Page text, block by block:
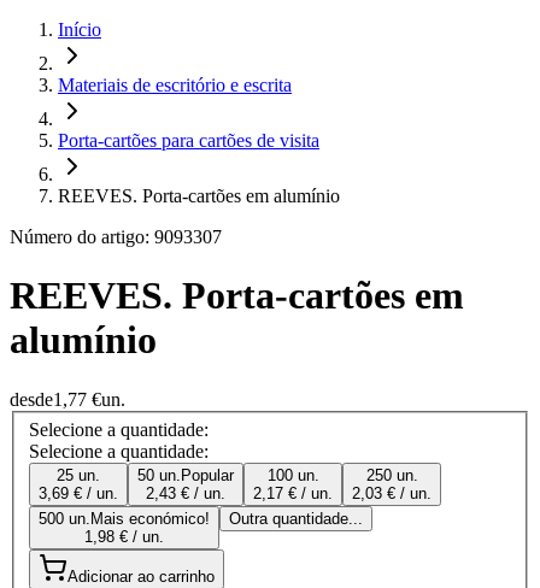
Início
Materiais de escritório e escrita
Porta-cartões para cartões de visita
REEVES. Porta-cartões em alumínio
Número do artigo: 9093307
REEVES. Porta-cartões em
alumínio
desde1,77 €un.
Selecione a quantidade:
Selecione a quantidade:
25 un.
3,69 € / un.
50 un. Popular
2,43 € / un.
100 un.
2,17 € / un.
250 un.
2,03 € / un.
500 un. Mais económico!
1,98 € / un.
Outra quantidade...
Adicionar ao carrinho